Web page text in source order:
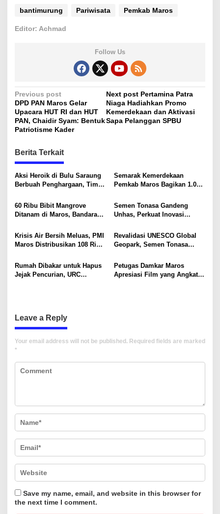
bantimurung Pariwisata Pemkab Maros
Editor: Achmad
Follow Us
P
o
s
n
a
v
g
a
t
i
o
n
Previous post
DPD PAN Maros Gelar
Upacara HUT RI dan HUT
PAN, Chaidir Syam: Bentuk
Patriotisme Kader
Next post Pertamina Patra
Niaga Hadiahkan Promo
Kemerdekaan dan Aktivasi
Sapa Pelanggan SPBU
Berita Terkait
Aksi Heroik di Bulu Saraung
Berbuah Penghargaan, Tim
Diapresiasi Basarnas
Semarak Kemerdekaan
Pemkab Maros Bagikan 1.000
Warga
60 Ribu Bibit Mangrove
Ditanam di Maros, Bandara
Konservasi Pesisir
Semen Tonasa Gandeng
Unhas, Perkuat Inovasi
Berkelanjutan
Krisis Air Bersih Meluas, PMI
Maros Distribusikan 108 Ribu
Revalidasi UNESCO Global
Geopark, Semen Tonasa
Warisan Dunia
Rumah Dibakar untuk Hapus
Jejak Pencurian, URC
Petugas Damkar Maros
Apresiasi Film yang Angkat
Leave a Reply
Your email address will not be published. Required fields are marked
*
Save my name, email, and website in this browser for
the next time I comment.